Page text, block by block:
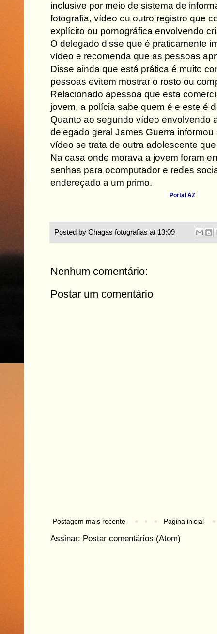
inclusive por meio de sistema de
fotografia, vídeo ou outro registro que
explícito ou pornográfica envolvendo
O delegado disse que é praticamente
vídeo e recomenda que as pessoas
Disse ainda que está prática é muito
pessoas evitem mostrar o rosto ou
Relacionado apessoa que esta
jovem, a polícia sabe quem é e este é
Quanto ao segundo vídeo envolvendo
delegado geral James Guerra
vídeo se trata de outra adolescente
Na casa onde morava a jovem foram
senhas para ocomputador e redes
endereçado a um primo.
Portal AZ
Posted by Chagas fotografias at 13:09
Nenhum comentário:
Postar um comentário
Postagem mais recente Página inicial
Assinar: Postar comentários (Atom)